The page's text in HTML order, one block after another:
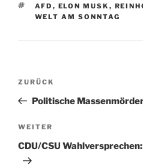
SCHLAGWÖRTER
AFD , ELON MUSK ,
WELT AM SONNTAG
Beitragsnavigation
Vorheriger
Beitrag
ZURÜCK
Politische
Nächster
Beitrag
WEITER
CDU/CSU